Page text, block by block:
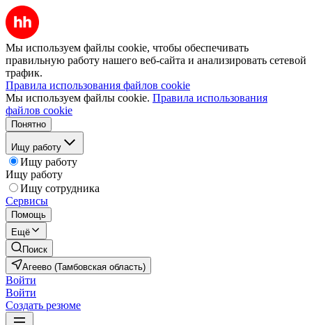
Мы используем файлы cookie, чтобы обеспечивать
правильную работу нашего веб-сайта и анализировать сетевой
трафик.
Правила использования файлов cookie
Мы используем файлы cookie. Правила использования
файлов cookie
Понятно
Ищу работу
Ищу работу
Ищу работу
Ищу сотрудника
Сервисы
Помощь
Ещё
Поиск
Агеево (Тамбовская область)
Войти
Войти
Создать резюме